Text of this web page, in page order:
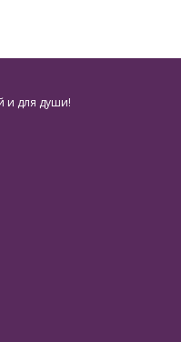
и для души!